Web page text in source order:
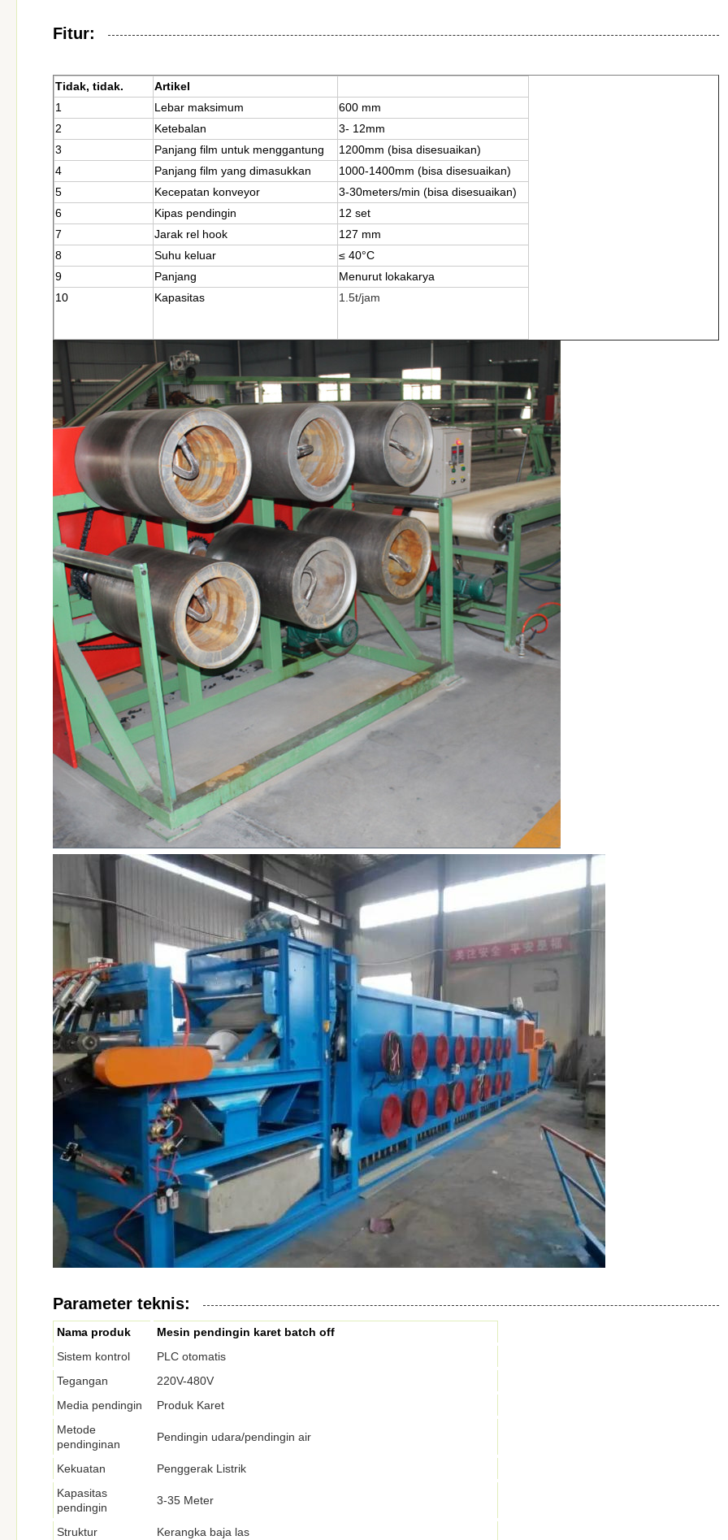
Fitur:
Tidak, tidak.
Artikel
1
Lebar maksimum
600 mm
2
Ketebalan
3- 12mm
3
Panjang film untuk menggantung
1200mm (bisa disesuaikan)
4
Panjang film yang dimasukkan
1000-1400mm (bisa disesuaikan)
5
Kecepatan konveyor
3-30meters/min (bisa disesuaikan)
6
Kipas pendingin
12 set
7
Jarak rel hook
127 mm
8
Suhu keluar
≤ 40°C
9
Panjang
Menurut lokakarya
10
Kapasitas 1.5t/jam
Parameter teknis:
Nama produk
Mesin pendingin karet batch off
Sistem kontrol
PLC otomatis
Tegangan
220V-480V
Media pendingin
Produk Karet
Metode
pendinginan
Pendingin udara/pendingin air
Kekuatan
Penggerak Listrik
Kapasitas
pendingin
3-35 Meter
Struktur Kerangka baja las